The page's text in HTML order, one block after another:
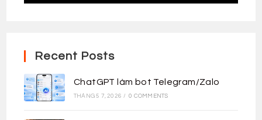
Recent Posts
ChatGPT làm bot Telegram/Zalo
THÁNG 5 7, 2026 / 0 COMMENTS